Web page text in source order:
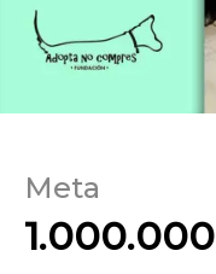
Meta
1.000.000